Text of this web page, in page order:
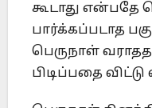
கூடாது என்பதே
பார்க்கப்படாத
பெருநாள்
பிடிப்பதை விட்டு